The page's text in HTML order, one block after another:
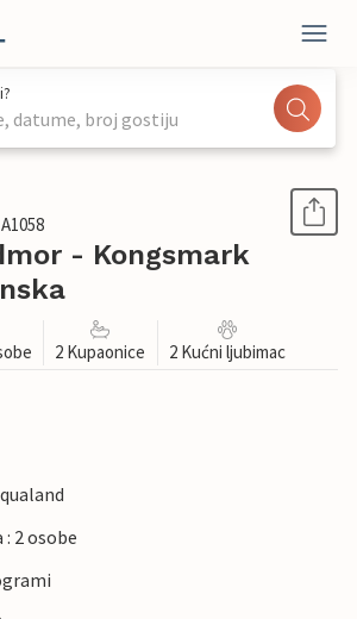
datume, broj gostiju
A1058
- Kongsmark
2 Kupaonice 2 Kućni ljubimac
2 osobe